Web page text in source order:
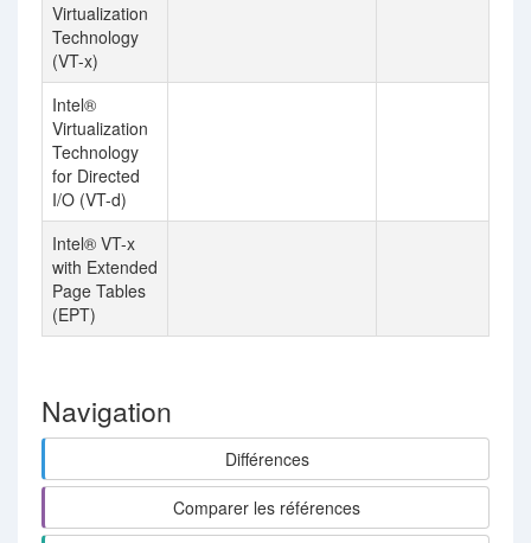
Virtualization
Technology
(VT-x)
Intel®
Virtualization
Technology
for Directed
I/O (VT-d)
Intel® VT-x
with Extended
Page Tables
(EPT)
Navigation
Différences
Comparer les références